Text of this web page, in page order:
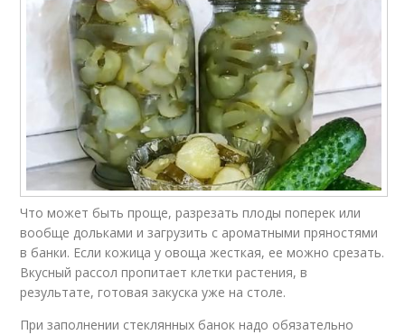
Что может быть проще, разрезать плоды поперек или
вообще дольками и загрузить с ароматными пряностями
в банки. Если кожица у овоща жесткая, ее можно срезать.
Вкусный рассол пропитает клетки растения, в
результате, готовая закуска уже на столе.
При заполнении стеклянных банок надо обязательно